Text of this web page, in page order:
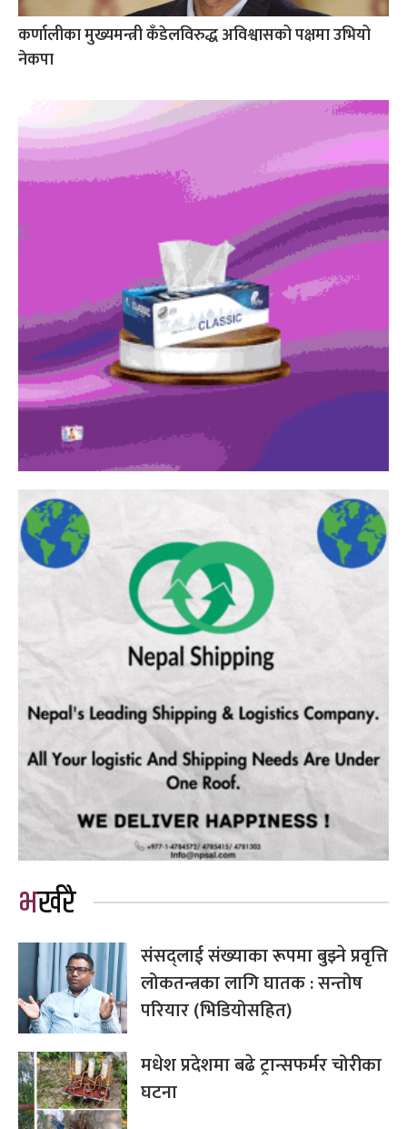
कर्णालीका मुख्यमन्त्री कँडेलविरुद्ध अविश्वासको पक्षमा उभियो
नेकपा
भर्खरै
संसद्लाई संख्याका रूपमा बुझ्ने प्रवृत्ति
लोकतन्त्रका लागि घातक : सन्तोष
परियार (भिडियोसहित)
मधेश प्रदेशमा बढे ट्रान्सफर्मर चोरीका
घटना